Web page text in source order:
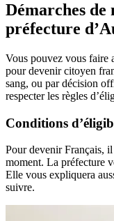
Démarches
préfecture
Vous pouvez vous faire
pour devenir citoyen
sang, ou par décision
respecter les règles
Conditions
Pour devenir Français,
moment. La préfecture
Elle vous expliquera
suivre.